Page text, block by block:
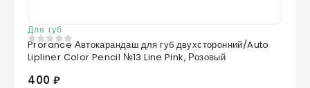
Для губ
0 из 5
Prorance Автокарандаш для губ двухсторонний/Auto
Lipliner Color Pencil №13 Line Pink, Розовый
400 ₽